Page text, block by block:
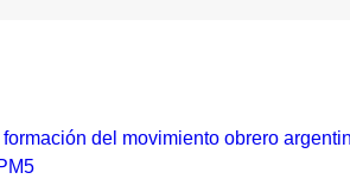
del movimiento obrero